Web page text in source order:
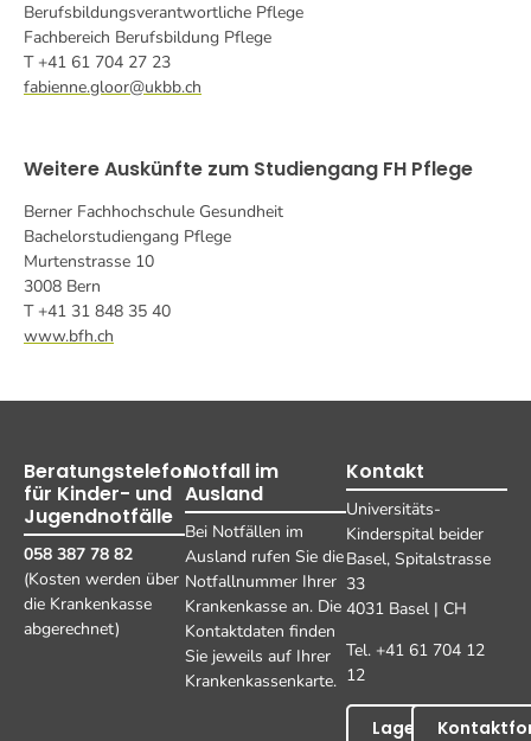
Berufsbildungsverantwortliche Pflege
Fachbereich Berufsbildung Pflege
T +41 61 704 27 23
fabienne.gloor@ukbb.ch
Weitere Auskünfte zum Studiengang FH Pflege
Berner Fachhochschule Gesundheit
Bachelorstudiengang Pflege
Murtenstrasse 10
3008 Bern
T +41 31 848 35 40
www.bfh.ch
Beratungstelefon
für Kinder- und
Jugendnotfälle
058 387 78 82
(Kosten werden über
die Krankenkasse
abgerechnet)
Notfall im
Ausland
Bei Notfällen im
Ausland rufen Sie die
Notfallnummer Ihrer
Krankenkasse an. Die
Kontaktdaten finden
Sie jeweils auf Ihrer
Krankenkassenkarte.
Kontakt
Universitäts-
Kinderspital beider
Basel, Spitalstrasse
33
4031 Basel | CH
Tel. +41 61 704 12
12
Lageplan